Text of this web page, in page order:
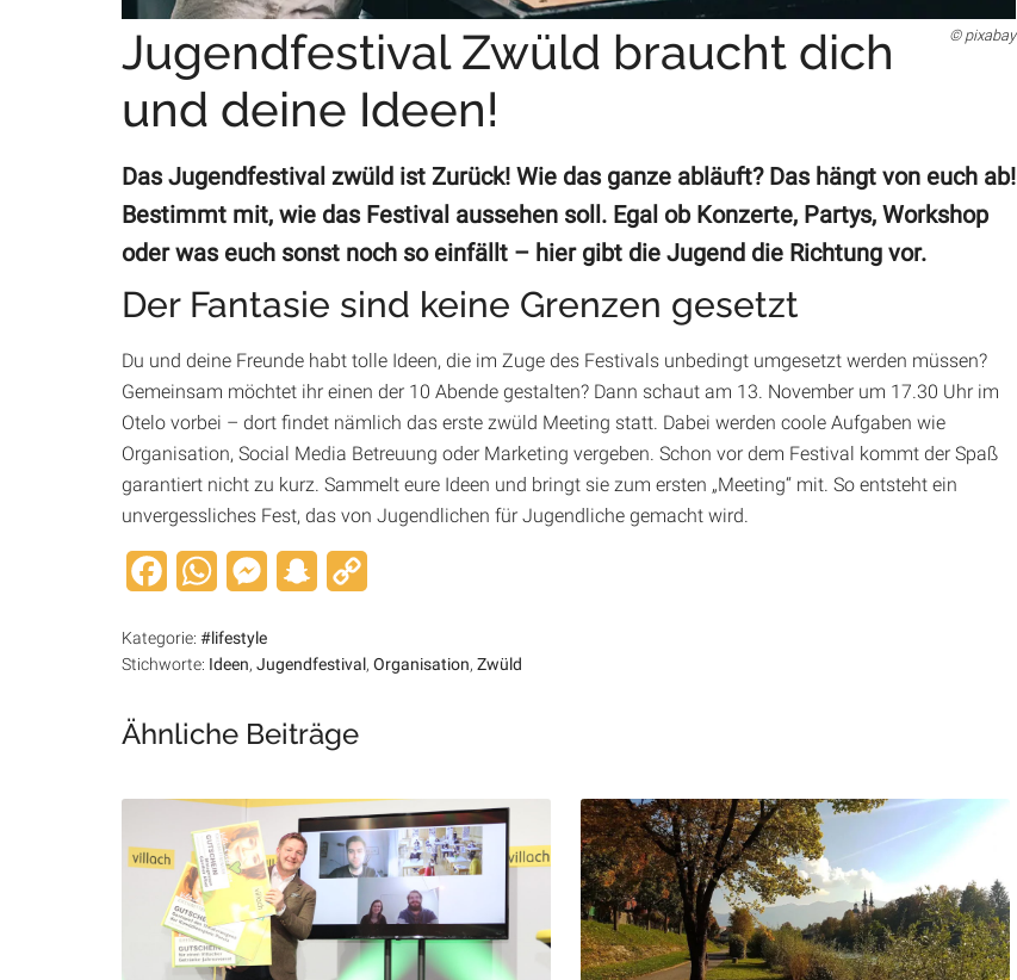
pixabay
Jugendfestival Zwüld braucht dich
und deine Ideen!
Das Jugendfestival zwüld ist Zurück! Wie das ganze abläuft? Das hängt von euch ab!
Bestimmt mit, wie das Festival aussehen soll. Egal ob Konzerte, Partys, Workshop
oder was euch sonst noch so einfällt – hier gibt die Jugend die Richtung vor.
Der Fantasie sind keine Grenzen gesetzt
Du und deine Freunde habt tolle Ideen, die im Zuge des Festivals unbedingt umgesetzt werden müssen?
Gemeinsam möchtet ihr einen der 10 Abende gestalten? Dann schaut am 13. November um 17.30 Uhr im
Otelo vorbei – dort findet nämlich das erste zwüld Meeting statt. Dabei werden coole Aufgaben wie
Organisation, Social Media Betreuung oder Marketing vergeben. Schon vor dem Festival kommt der Spaß
garantiert nicht zu kurz. Sammelt eure Ideen und bringt sie zum ersten „Meeting“ mit. So entsteht ein
unvergessliches Fest, das von Jugendlichen für Jugendliche gemacht wird.
FacebookWhatsAppMessengerSnapchat
Kategorie: #lifestyle
Stichworte: Ideen, Jugendfestival, Organisation, Zwüld
Ähnliche Beiträge